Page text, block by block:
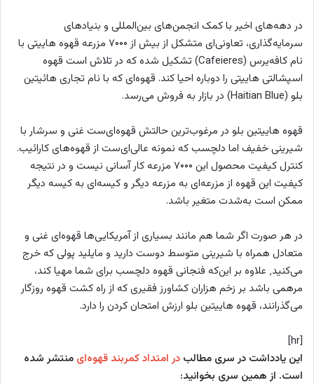
در دهه‌های اخیر با کمک انجمن‌های بین‌المللی و بنیادهای
سرمایه‌گذاری، تعاونی‌ای متشکل از بیش از ۷۰۰۰ مزرعه قهوه هاییتی با
نام کافه‌یرس (Cafeieres) تشکیل شده که در تلاش‌ است قهوه
اسپشالتی هاییتی را دوباره احیا کند. قهوه‌ای که با نام تجاری هائیتین
بلو (Haitian Blue) در بازار به فروش می‌رسد.
قهوه هاییتین بلو در مرغوب‌ترین حالتش قهوه‌ای‌ست غنی و سرشار با
شیرینی خفیف اما دلچسب که نمونه عالی‌ای‌ست از قهوه‌های کارائیب.
کنترل کیفیت محصول این ۷۰۰۰ مزرعه کار آسانی نیست و در نتیجه
کیفیت این قهوه از مزرعه‌ای به مزرعه دیگر و کیسه‌ای به کیسه دیگر
ممکن است به‌شدت متغیر باشد.
در هر صورت اگر شما هم مانند بسیاری از آمریکایی‌ها قهوه‌ای غنی و
متعادل همراه با شیرینی متوسط دوست دارید و مایلید پولی که خرج
می‌کنید٬ علاوه بر این‌که فنجانی قهوه دلچسب برای شما مهیا کند،
مرهمی باشد بر زخم هزاران کشاورز فقیری که از راه کشت قهوه روزگار
می‌گذرانند،‌ قهوه هاییتین بلو ارزش امتحان کردن را دارد.
[hr]
این یادداشت در سری مطالب در امتداد کمربند قهوه‌ای منتشر شده
است. از همین سری بخوانید: